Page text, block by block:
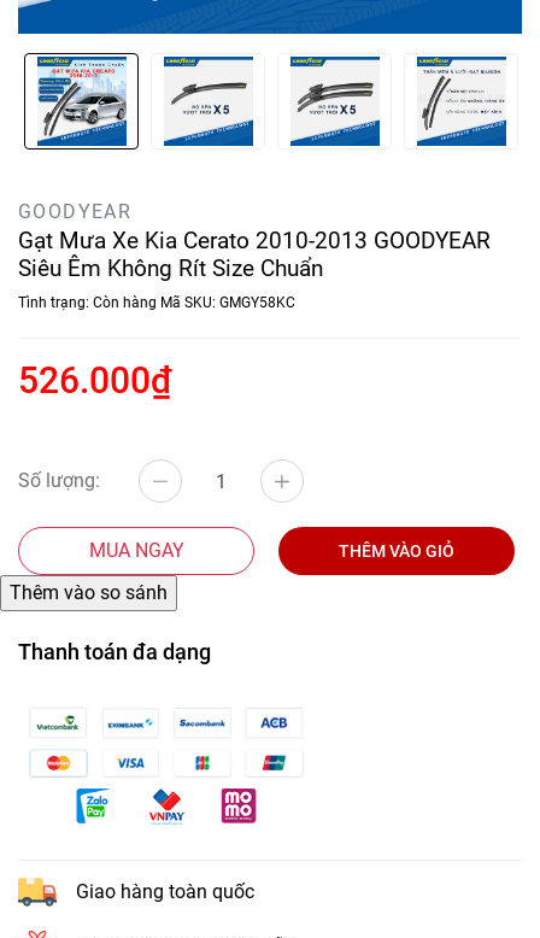
GOODYEAR
Gạt Mưa Xe Kia Cerato 2010-2013 GOODYEAR
Siêu Êm Không Rít Size Chuẩn
Tình trạng: Còn hàng Mã SKU: GMGY58KC
526.000₫
Số lượng:
MUA NGAY THÊM VÀO GIỎ
Thanh toán đa dạng
Giao hàng toàn quốc